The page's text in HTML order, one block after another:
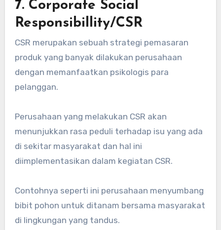
7. Corporate Social
Responsibillity/CSR
CSR merupakan sebuah strategi pemasaran
produk yang banyak dilakukan perusahaan
dengan memanfaatkan psikologis para
pelanggan.
Perusahaan yang melakukan CSR akan
menunjukkan rasa peduli terhadap isu yang ada
di sekitar masyarakat dan hal ini
diimplementasikan dalam kegiatan CSR.
Contohnya seperti ini perusahaan menyumbang
bibit pohon untuk ditanam bersama masyarakat
di lingkungan yang tandus.